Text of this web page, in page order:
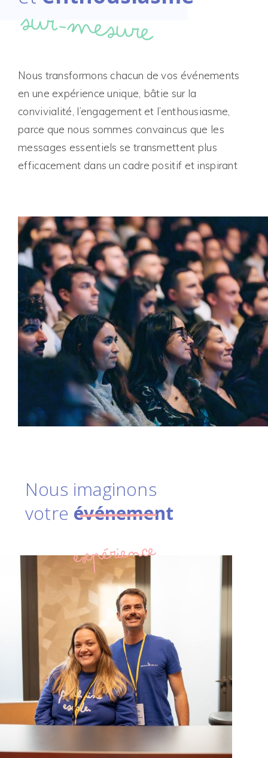
sur-mesure
Nous transformons chacun de vos événements
en une expérience unique, bâtie sur la
convivialité, l’engagement et l’enthousiasme,
parce que nous sommes convaincus que les
messages essentiels se transmettent plus
efficacement dans un cadre positif et inspirant
Nous imaginons
votre événement
expérience